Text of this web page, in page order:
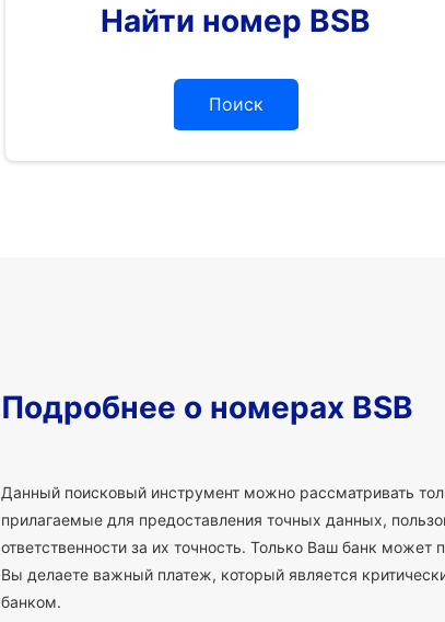
Найти номер BSB
Поиск
Подробнее о номерах BSB
Данный поисковый инструмент можно рассматривать
прилагаемые для предоставления точных данных,
ответственности за их точность. Только Ваш банк
Вы делаете важный платеж, который является
банком.